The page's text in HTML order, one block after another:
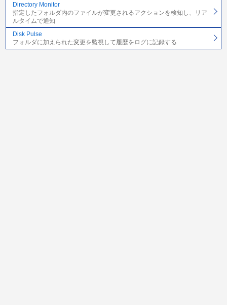
Directory Monitor
指定したフォルダ内のファイルが変更されるアクションを検知し、リア
ルタイムで通知
Disk Pulse
フォルダに加えられた変更を監視して履歴をログに記録する